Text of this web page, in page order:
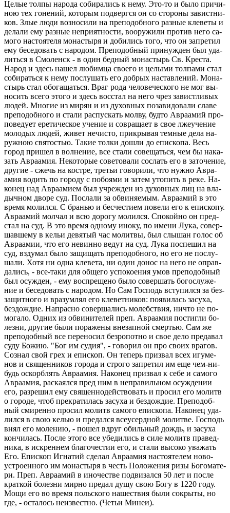
Целые толпы на­ро­да со­би­ра­лись к нему. Это-то и было при­чи­
ною тех го­не­ний, ко­то­рым под­верг­ся он со сто­ро­ны за­вист­ни­
ков. Злые люди воз­но­си­ли на пре­по­доб­но­го раз­ные кле­ве­ты и
де­ла­ли ему раз­ные непри­ят­но­сти, во­ору­жи­ли про­тив него са­
мо­го на­сто­я­те­ля мо­на­сты­ря и до­би­лись того, что он за­пре­тил
ему бе­се­до­вать с на­ро­дом. Пре­по­доб­ный при­нуж­ден был уда­
лить­ся в Смо­ленск - в один бед­ный мо­на­стырь Св. Кре­ста.
Народ и здесь нашел лю­бим­ца сво­е­го и це­лы­ми тол­па­ми стал
со­би­рать­ся к нему по­слу­шать его доб­рых на­став­ле­ний. Мо­на­
стырь стал обо­га­щать­ся. Враг рода че­ло­ве­че­ско­го не мог вы­
но­сить всего этого и здесь вос­стал на него чрез за­вист­ли­вых
людей. Мно­гие из мирян и из ду­хов­ных по­за­ви­до­ва­ли славе
пре­по­доб­но­го и стали рас­пус­кать молву, будто Ав­ра­амий про­
по­ве­ду­ет ере­ти­че­ское уче­ние и со­вра­ща­ет в свое лже­уче­ние
мо­ло­дых людей, живет нечи­сто, при­кры­вая тем­ные дела на­
руж­ною свя­то­стью. Такие толки дошли до епи­ско­па. Весь
город при­шел в вол­не­ние, все стали со­ве­щать­ся, чем бы на­ка­
зать Ав­ра­амия. Неко­то­рые со­ве­то­ва­ли со­слать его в за­то­че­ние,
дру­гие - сжечь на ко­ст­ре, тре­тьи го­во­ри­ли, что нужно Ав­ра­
амия во­дить по го­ро­ду с по­бо­я­ми и затем уто­пить в реке. На­
ко­нец над Ав­ра­ами­ем был учре­жден из ду­хов­ных лиц на вла­
дыч­ном дворе суд. По­сла­ли за об­ви­ня­е­мым. Ав­ра­амий в это
время мо­лил­ся. С бра­нью и бес­че­сти­ем по­ве­ли его к епи­ско­пу.
Ав­ра­амий мол­чал и всю до­ро­гу мо­лил­ся. Спо­кой­но он пред­
стал на суд. В это время од­но­му иноку, по имени Лука, со­вер­
шав­ше­му в кельи де­вя­тый час мо­лит­вы, был слы­шан голос об
Ав­ра­амии, что его невин­но ведут на суд. Лука по­спе­шил на
суд, взду­мал было за­щи­щать пре­по­доб­но­го, но его не по­слу­
ша­ли. Хотя ни одна кле­ве­та, ни один донос на него не оправ­
да­лись, - все-таки для об­ще­го успо­ко­е­ния умов пре­по­доб­ный
был осуж­ден, - ему вос­пре­ще­но было со­вер­шать бо­го­слу­же­
ние и бе­се­до­вать с на­ро­дом. Но Сам Гос­подь всту­пил­ся за без­
за­щит­но­го и вра­зум­лял его кле­вет­ни­ков: по­яви­лась за­су­ха,
без­до­ж­дие. На­прас­но со­вер­ша­лись мо­леб­ствия, ничто не по­
мо­га­ло. Одних из об­ви­ни­те­лей преп. Ав­ра­амия по­стиг­ли бо­
лез­ни, дру­гие были по­ра­же­ны вне­зап­ной смер­тью. Сам же
пре­по­доб­ный все пе­ре­но­сил без­ро­пот­но и свое дело пре­да­вал
суду Божию. "Бог им судия", - го­во­рил он про своих вра­гов.
Со­знал свой грех и епи­скоп. Он те­перь при­звал всех игу­ме­
нов и свя­щен­ни­ков го­ро­да и стро­го за­пре­тил им еще чем-ни­
будь оскорб­лять Ав­ра­амия. На­ко­нец при­звал к себе и са­мо­го
Ав­ра­амия, рас­ка­ял­ся пред ним в непра­виль­ном осуж­де­нии
его, раз­ре­шил ему свя­щен­но­дей­ство­вать и про­сил его мо­литв
о го­ро­де, чтоб пре­кра­ти­лась за­су­ха и без­до­ж­дие. Пре­по­доб­
ный сми­рен­но про­сил мо­литв са­мо­го епи­ско­па. На­ко­нец уда­
лил­ся в свою келью и пре­дал­ся все­усерд­ной мо­лит­ве. Гос­подь
внял его мо­ле­нию, - пошел вдруг обиль­ный дождь, и за­су­ха
кон­чи­лась. После этого все убе­ди­лись в силе мо­литв пра­вед­
ни­ка, в ис­крен­нем бла­го­че­стии его, и стали вы­со­ко ува­жать
Его. Епи­скоп Иг­на­тий сде­лал Ав­ра­амия на­сто­я­те­лем но­во­
устро­ен­но­го им мо­на­сты­ря в честь По­ло­же­ния ризы Бо­го­ма­те­
ри. Преп. Ав­ра­амий в ино­че­стве под­ви­зал­ся 50 лет и после
крат­кой бо­лез­ни мирно пре­дал душу свою Богу в 1220 году.
Мощи его во время поль­ско­го на­ше­ствия были со­кры­ты, но
где, - оста­лось неиз­вест­но. (Четьи Минеи).